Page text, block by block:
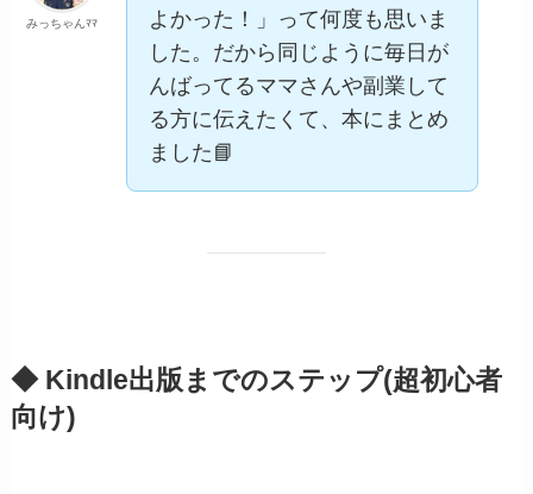
みっちゃんﾏﾏ
よかった！」って何度も思いま
した。だから同じように毎日が
んばってるママさんや副業して
る方に伝えたくて、本にまとめ
ました📘
◆ Kindle出版までのステップ(超初心者
向け)